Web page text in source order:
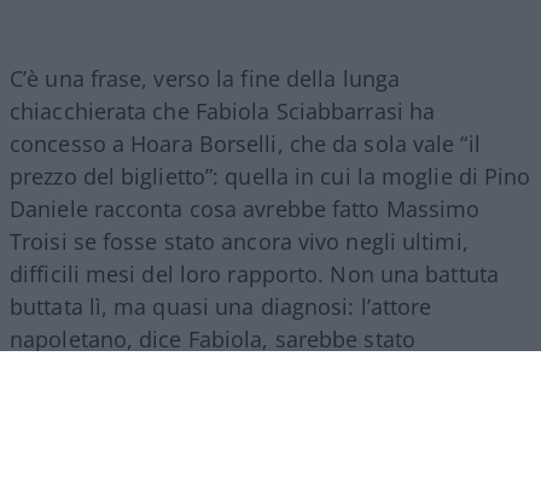
C’è una frase, verso la fine della lunga
chiacchierata che Fabiola Sciabbarrasi ha
concesso a Hoara Borselli, che da sola vale “il
prezzo del biglietto”: quella in cui la moglie di Pino
Daniele racconta cosa avrebbe fatto Massimo
Troisi se fosse stato ancora vivo negli ultimi,
difficili mesi del loro rapporto. Non una battuta
buttata lì, ma quasi una diagnosi: l’attore
napoletano, dice Fabiola, sarebbe stato